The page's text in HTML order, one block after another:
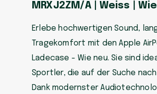
MRXJ2ZM/A | Weiss |
Erlebe hochwertigen Sound,
Tragekomfort mit den Apple
Ladecase - Wie neu. Sie sind
Sportler, die auf der Suche
Dank modernster